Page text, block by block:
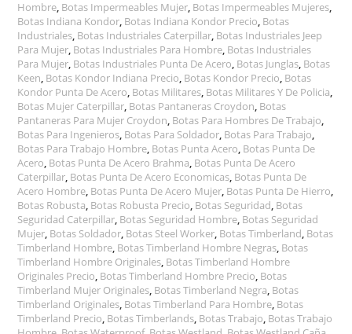
Hombre, Botas Impermeables Mujer, Botas Impermeables Mujeres,
Botas Indiana Kondor, Botas Indiana Kondor Precio, Botas
Industriales, Botas Industriales Caterpillar, Botas Industriales Jeep
Para Mujer, Botas Industriales Para Hombre, Botas Industriales
Para Mujer, Botas Industriales Punta De Acero, Botas Junglas, Botas
Keen, Botas Kondor Indiana Precio, Botas Kondor Precio, Botas
Kondor Punta De Acero, Botas Militares, Botas Militares Y De Policia,
Botas Mujer Caterpillar, Botas Pantaneras Croydon, Botas
Pantaneras Para Mujer Croydon, Botas Para Hombres De Trabajo,
Botas Para Ingenieros, Botas Para Soldador, Botas Para Trabajo,
Botas Para Trabajo Hombre, Botas Punta Acero, Botas Punta De
Acero, Botas Punta De Acero Brahma, Botas Punta De Acero
Caterpillar, Botas Punta De Acero Economicas, Botas Punta De
Acero Hombre, Botas Punta De Acero Mujer, Botas Punta De Hierro,
Botas Robusta, Botas Robusta Precio, Botas Seguridad, Botas
Seguridad Caterpillar, Botas Seguridad Hombre, Botas Seguridad
Mujer, Botas Soldador, Botas Steel Worker, Botas Timberland, Botas
Timberland Hombre, Botas Timberland Hombre Negras, Botas
Timberland Hombre Originales, Botas Timberland Hombre
Originales Precio, Botas Timberland Hombre Precio, Botas
Timberland Mujer Originales, Botas Timberland Negra, Botas
Timberland Originales, Botas Timberland Para Hombre, Botas
Timberland Precio, Botas Timberlands, Botas Trabajo, Botas Trabajo